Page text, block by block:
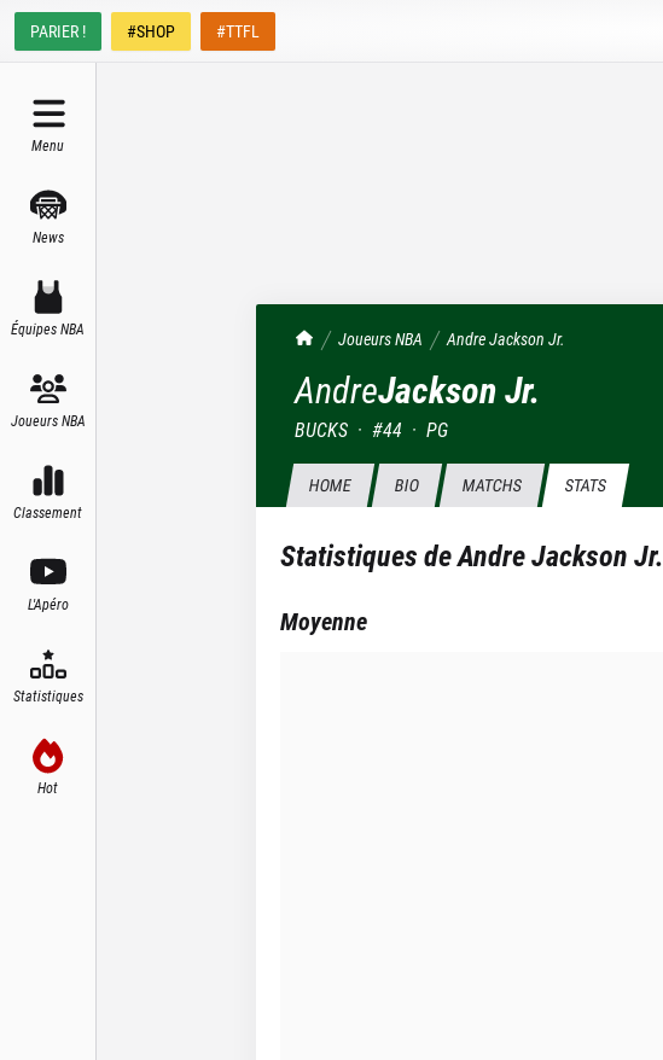
PARIER ! #SHOP #TTFL
Menu
News
Équipes NBA
Joueurs NBA
Classement
L'Apéro
Statistiques
Hot
TrashTalk Actu NBA
Joueurs NBA AndreJackson Jr.
AndreJackson Jr.
BUCKS · #44 · PG
HOME BIO MATCHS STATS
Statistiques deAndre Jackson Jr.
Moyenne